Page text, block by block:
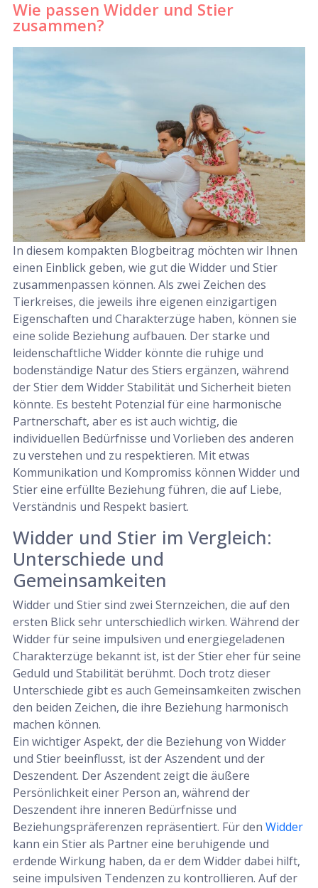
Wie passen Widder und Stier
zusammen?
In diesem kompakten Blogbeitrag möchten wir Ihnen
einen Einblick geben, wie gut die Widder und Stier
zusammenpassen können. Als zwei Zeichen des
Tierkreises, die jeweils ihre eigenen einzigartigen
Eigenschaften und Charakterzüge haben, können sie
eine solide Beziehung aufbauen. Der starke und
leidenschaftliche Widder könnte die ruhige und
bodenständige Natur des Stiers ergänzen, während
der Stier dem Widder Stabilität und Sicherheit bieten
könnte. Es besteht Potenzial für eine harmonische
Partnerschaft, aber es ist auch wichtig, die
individuellen Bedürfnisse und Vorlieben des anderen
zu verstehen und zu respektieren. Mit etwas
Kommunikation und Kompromiss können Widder und
Stier eine erfüllte Beziehung führen, die auf Liebe,
Verständnis und Respekt basiert.
Widder und Stier im Vergleich:
Unterschiede und
Gemeinsamkeiten
Widder und Stier sind zwei Sternzeichen, die auf den
ersten Blick sehr unterschiedlich wirken. Während der
Widder für seine impulsiven und energiegeladenen
Charakterzüge bekannt ist, ist der Stier eher für seine
Geduld und Stabilität berühmt. Doch trotz dieser
Unterschiede gibt es auch Gemeinsamkeiten zwischen
den beiden Zeichen, die ihre Beziehung harmonisch
machen können.
Ein wichtiger Aspekt, der die Beziehung von Widder
und Stier beeinflusst, ist der Aszendent und der
Deszendent. Der Aszendent zeigt die äußere
Persönlichkeit einer Person an, während der
Deszendent ihre inneren Bedürfnisse und
Beziehungspräferenzen repräsentiert. Für den Widder
kann ein Stier als Partner eine beruhigende und
erdende Wirkung haben, da er dem Widder dabei hilft,
seine impulsiven Tendenzen zu kontrollieren. Auf der